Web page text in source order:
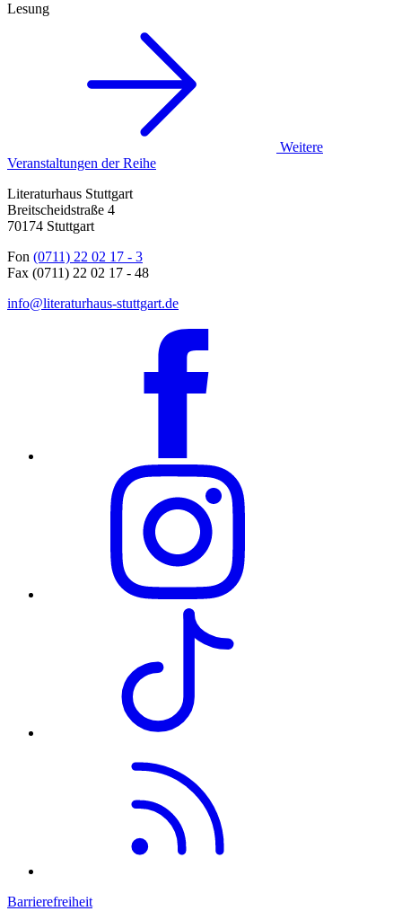
Lesung
Weitere
Veranstaltungen der Reihe
Literaturhaus Stuttgart
Breitscheidstraße 4
70174 Stuttgart
Fon (0711) 22 02 17 - 3
Fax (0711) 22 02 17 - 48
info@literaturhaus-stuttgart.de
Barrierefreiheit